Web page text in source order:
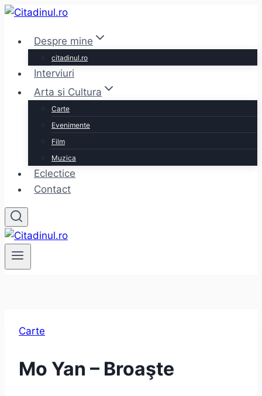
Skip
contentDespre mine
citadinul.ro
Interviuri
Arta si Cultura
Carte
Evenimente
Film
Muzica
Eclectice
Contact
Carte
Mo Yan – Broaşte